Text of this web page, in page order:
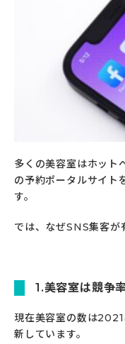
多くの美容室はホッ
の予約ポータルサイト
す。
では、なぜSNS集客が
1.美容室は競争
現在美容室の数は
新しています。